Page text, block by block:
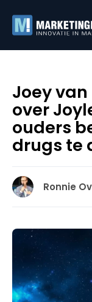
Joey
over
ouders
drugs te
Ronnie